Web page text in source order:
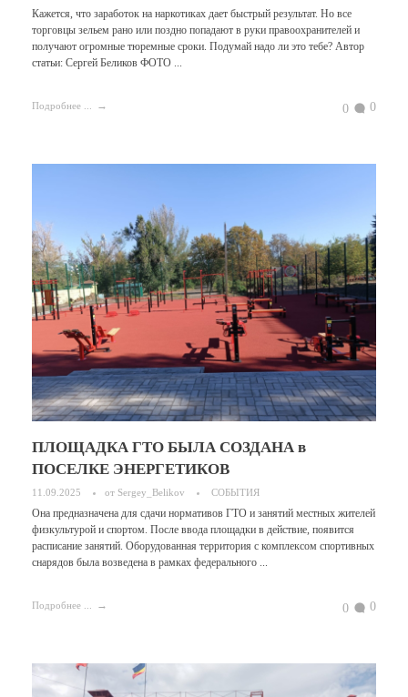
Кажется, что заработок на наркотиках дает быстрый результат. Но все
торговцы зельем рано или поздно попадают в руки правоохранителей и
получают огромные тюремные сроки. Подумай надо ли это тебе? Автор
статьи: Сергей Беликов ФОТО ...
Подробнее ... 0 0
ПЛОЩАДКА ГТО БЫЛА СОЗДАНА в
ПОСЕЛКЕ ЭНЕРГЕТИКОВ
11.09.2025 от Sergey_Belikov СОБЫТИЯ
Она предназначена для сдачи нормативов ГТО и занятий местных жителей
физкультурой и спортом. После ввода площадки в действие, появится
расписание занятий. Оборудованная территория с комплексом спортивных
снарядов была возведена в рамках федерального ...
Подробнее ... 0 0